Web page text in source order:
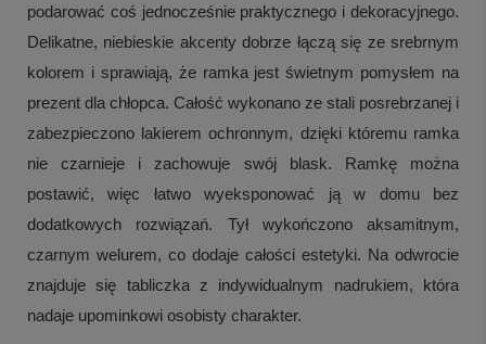
podarować coś jednocześnie praktycznego i dekoracyjnego.
Delikatne, niebieskie akcenty dobrze łączą się ze srebrnym
kolorem i sprawiają, że ramka jest świetnym pomysłem na
prezent dla chłopca. Całość wykonano ze stali posrebrzanej i
zabezpieczono lakierem ochronnym, dzięki któremu ramka
nie czarnieje i zachowuje swój blask. Ramkę można
postawić, więc łatwo wyeksponować ją w domu bez
dodatkowych rozwiązań. Tył wykończono aksamitnym,
czarnym welurem, co dodaje całości estetyki. Na odwrocie
znajduje się tabliczka z indywidualnym nadrukiem, która
nadaje upominkowi osobisty charakter.